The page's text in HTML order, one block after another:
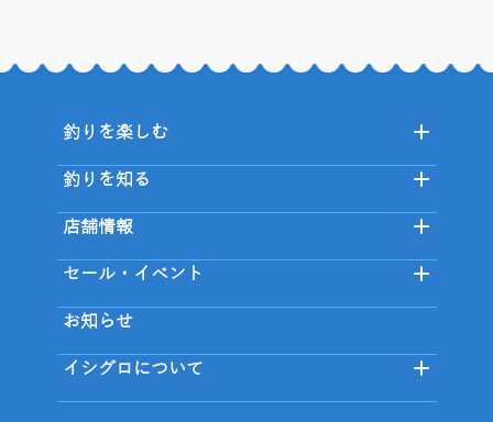
釣りを楽しむ
釣りを知る
店舗情報
セール・イベント
お知らせ
イシグロについて